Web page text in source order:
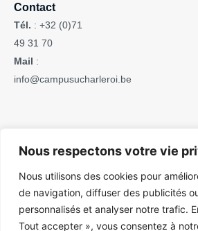
Nous respectons votre vie
Nous utilisons des cookies pour
de navigation, diffuser des publicités
personnalisés et analyser notre trafic.
Tout accepter », vous consentez à
Contact
Tél. : +32 (0)71
49 31 70
Mail :
info@campusucharleroi.be
Pour des raisons d’ergonomie de lecture,
rédigé en écriture inclusive. Il s’adresse